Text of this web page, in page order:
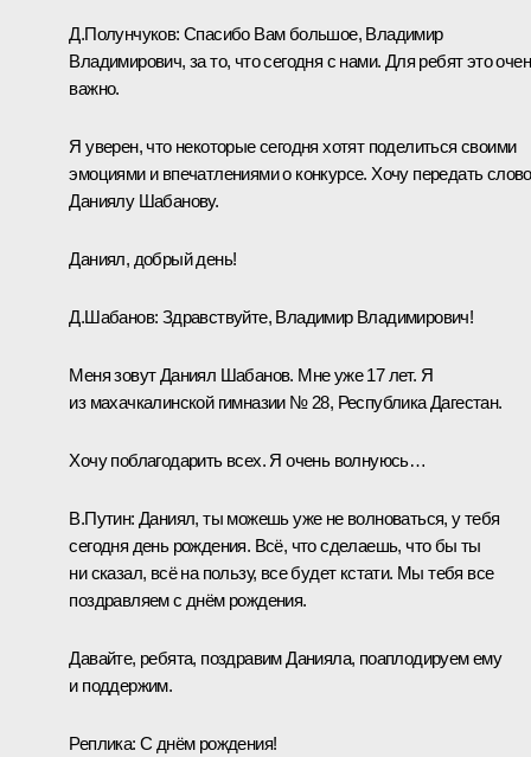
Д.Полунчуков: Спасибо Вам большое, Владимир
Владимирович, за то, что сегодня с нами. Для ребят это
важно.
Я уверен, что некоторые сегодня хотят поделиться своими
эмоциями и впечатлениями о конкурсе. Хочу передать слово
Даниялу Шабанову.
Даниял, добрый день!
Д.Шабанов: Здравствуйте, Владимир Владимирович!
Меня зовут Даниял Шабанов. Мне уже 17 лет. Я
из махачкалинской гимназии № 28, Республика Дагестан.
Хочу поблагодарить всех. Я очень волнуюсь…
В.Путин: Даниял, ты можешь уже не волноваться, у тебя
сегодня день рождения. Всё, что сделаешь, что бы ты
ни сказал, всё на пользу, все будет кстати. Мы тебя все
поздравляем с днём рождения.
Давайте, ребята, поздравим Данияла, поаплодируем ему
и поддержим.
Реплика: С днём рождения!